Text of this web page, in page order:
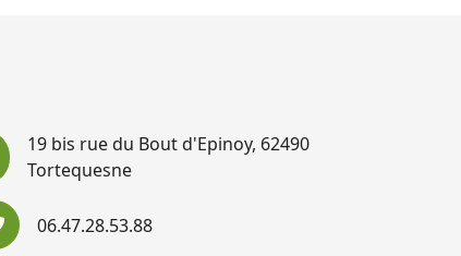
19 bis rue du Bout d'Epinoy, 62490
Tortequesne
06.47.28.53.88